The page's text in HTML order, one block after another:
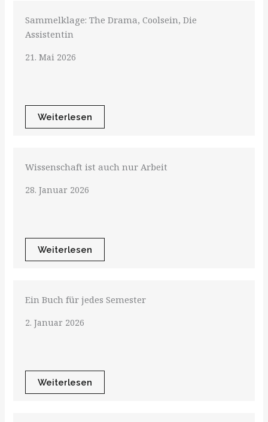
Sammelklage: The Drama, Coolsein, Die
Assistentin
21. Mai 2026
Weiterlesen
Wissenschaft ist auch nur Arbeit
28. Januar 2026
Weiterlesen
Ein Buch für jedes Semester
2. Januar 2026
Weiterlesen